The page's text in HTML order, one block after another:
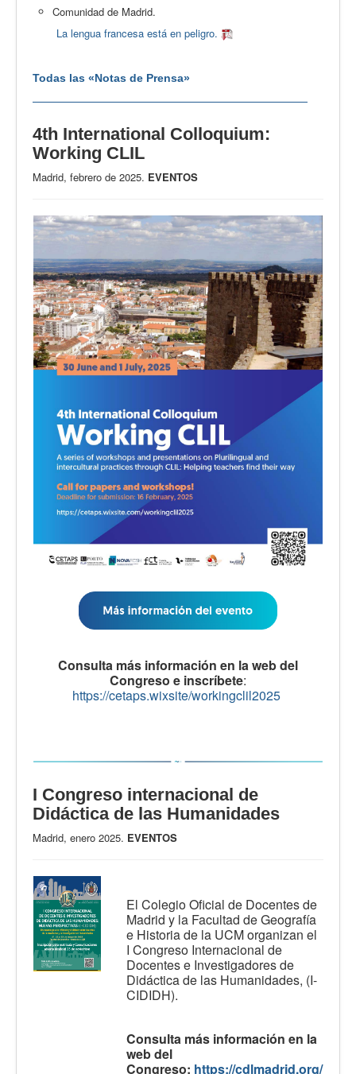
Comunidad de Madrid.
La lengua francesa está en peligro.
Todas las «Notas de Prensa»
4th International Colloquium:
Working CLIL
Madrid, febrero de 2025. EVENTOS
Consulta más información en la web del
Congreso e inscríbete:
https://cetaps.wixsite/workingclil2025
I Congreso internacional de
Didáctica de las Humanidades
Madrid, enero 2025. EVENTOS
El Colegio Oficial de Docentes de
Madrid y la Facultad de Geografía
e Historia de la UCM organizan el
I Congreso Internacional de
Docentes e Investigadores de
Didáctica de las Humanidades, (I-
CIDIDH).
Consulta más información en la
web del
Congreso: https://cdlmadrid.org/